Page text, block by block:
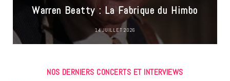
Warren Beatty : La Fabrique du Himbo
14 JUILLET 2026
NOS DERNIERS CONCERTS ET INTERVIEWS